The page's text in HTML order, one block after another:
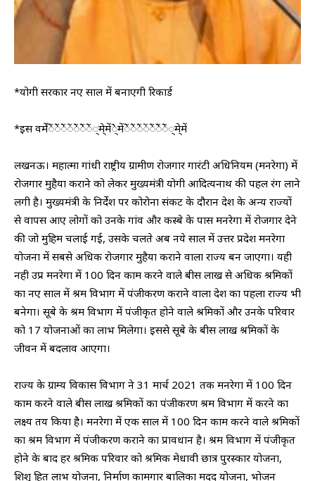
*योगी सरकार नए साल में बनाएगी रिकार्ड
*इस वर्मेंेेंेेंेेंेंेेंेेेंेें्मे्मेंेे्मेंेेंेेंेेंेंेेंेेेंेें्मे्में
लखनऊ। महात्मा गांधी राष्ट्रीय ग्रामीण रोजगार गारंटी अधिनियम (मनरेगा) में
रोजगार मुहैया कराने को लेकर मुख्यमंत्री योगी आदित्यनाथ की पहल रंग लाने
लगी है। मुख्यमंत्री के निर्देश पर कोरोना संकट के दौरान देश के अन्य राज्यों
से वापस आए लोगों को उनके गांव और कस्बे के पास मनरेगा में रोजगार देने
की जो मुहिम चलाई गई, उसके चलते अब नये साल में उत्तर प्रदेश मनरेगा
योजना में सबसे अधिक रोजगार मुहैया कराने वाला राज्य बन जाएगा। यही
नही उप्र मनरेगा में 100 दिन काम करने वाले बीस लाख से अधिक श्रमिकों
का नए साल में श्रम विभाग में पंजीकरण कराने वाला देश का पहला राज्य भी
बनेगा। सूबे के श्रम विभाग में पंजीकृत होने वाले श्रमिकों और उनके परिवार
को 17 योजनाओं का लाभ मिलेगा। इससे सूबे के बीस लाख श्रमिकों के
जीवन में बदलाव आएगा।
राज्य के ग्राम्य विकास विभाग ने 31 मार्च 2021 तक मनरेगा में 100 दिन
काम करने वाले बीस लाख श्रमिकों का पंजीकरण श्रम विभाग में करने का
लक्ष्य तय किया है। मनरेगा में एक साल में 100 दिन काम करने वाले श्रमिकों
का श्रम विभाग में पंजीकरण कराने का प्रावधान है। श्रम विभाग में पंजीकृत
होने के बाद हर श्रमिक परिवार को श्रमिक मेधावी छात्र पुरस्कार योजना,
शिशु हित लाभ योजना, निर्माण कामगार बालिका मदद योजना, भोजन